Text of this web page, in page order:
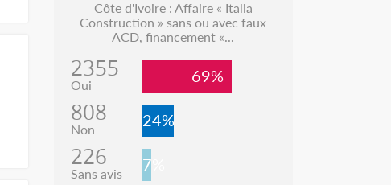
Côte d'Ivoire : Affaire « Italia
Construction » sans ou avec faux
ACD, financement «...
2355
Oui 69%
808
Non 24%
226
Sans avis 7%